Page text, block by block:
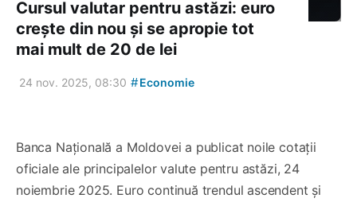
Cursul valutar pentru astăzi: euro
crește din nou și se apropie tot
mai mult de 20 de lei
24 nov. 2025, 08:30 #Economie
Banca Națională a Moldovei a publicat noile cotații
oficiale ale principalelor valute pentru astăzi, 24
noiembrie 2025. Euro continuă trendul ascendent și